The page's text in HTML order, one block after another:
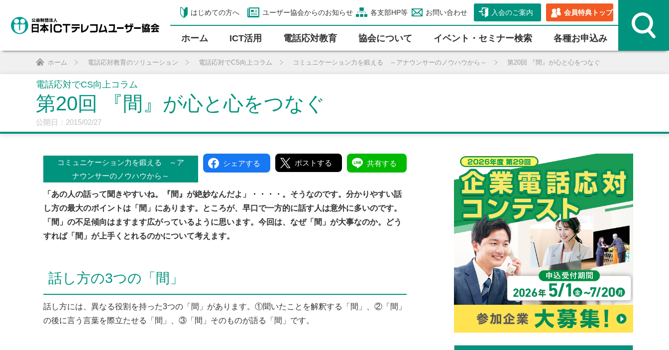
はじめての方へ ユーザー協会からのお知らせ 各支部HP等 お問い合わせ 入会のご案内 会員特典トップ
ホーム ICT活⽤ 電話応対教育 協会について イベント・セミナー検索 各種お申込み
ホーム 電話応対教育のソリューション 電話応対でCS向上コラム コミュニケーション力を鍛える ～アナウンサーのノウハウから～ 第20回 『間』が心と心をつなぐ
電話応対でCS向上コラム
第20回 『間』が心と心をつなぐ
公開日：2015/02/27
コミュニケーション力を鍛える ～ア
ナウンサーのノウハウから～
シェアする ポストする 共有する
「あの人の話って聞きやすいね。『間』が絶妙なんだよ」・・・・。そうなのです。分かりやすい話
し方の最大のポイントは「間」にあります。ところが、早口で一方的に話す人は意外に多いのです。
「間」の不足傾向はますます広がっているように思います。今回は、なぜ「間」が大事なのか。どう
すれば「間」が上手くとれるのかについて考えます。
話し方の3つの「間」
話し方には、異なる役割を持った3つの「間」があります。①聞いたことを解釈する「間」、②「間」
の後に言う言葉を際立たせる「間」、③「間」そのものが語る「間」です。